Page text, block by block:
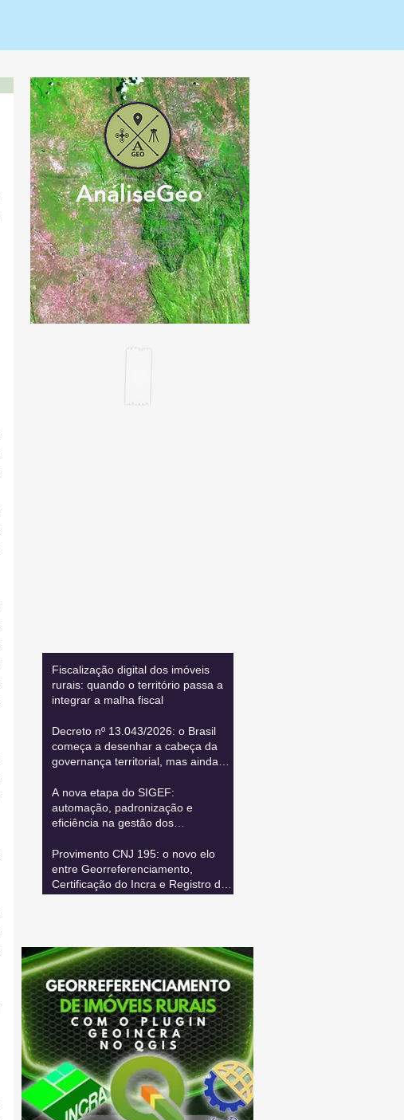
AnáliseGeo
NOTÍCIAS SOBRE
GEORREFERENCIAMENTO DE
IMÓVEIS RURAIS
Por Miguel Neto
Fiscalização digital dos imóveis
rurais: quando o território passa a
integrar a malha fiscal
Decreto nº 13.043/2026: o Brasil
começa a desenhar a cabeça da
governança territorial, mas ainda
sistemas vitais
A nova etapa do SIGEF:
automação, padronização e
eficiência na gestão dos
Provimento CNJ 195: o novo elo
entre Georreferenciamento,
Certificação do Incra e Registro de